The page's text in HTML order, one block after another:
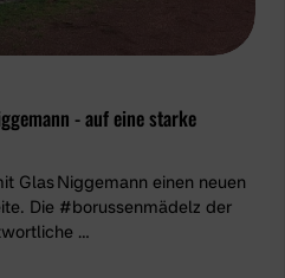
- auf eine starke
Glas Niggemann einen neuen
Die #borussenmädelz der
…